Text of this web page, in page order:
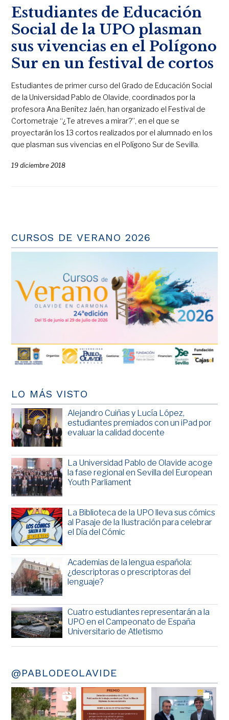
Estudiantes de Educación
Social de la UPO plasman
sus vivencias en el Polígono
Sur en un festival de cortos
Estudiantes de primer curso del Grado de Educación Social
de la Universidad Pablo de Olavide, coordinados por la
profesora Ana Benítez Jaén, han organizado el Festival de
Cortometraje “¿Te atreves a mirar?”, en el que se
proyectarán los 13 cortos realizados por el alumnado en los
que plasman sus vivencias en el Polígono Sur de Sevilla.
19 diciembre 2018
CURSOS DE VERANO 2026
LO MÁS VISTO
Alejandro Cuiñas y Lucía López,
estudiantes premiados con un iPad por
evaluar la calidad docente
La Universidad Pablo de Olavide acoge
la fase regional en Sevilla del European
Youth Parliament
La Biblioteca de la UPO lleva sus cómics
al Pasaje de la Ilustración para celebrar
el Día del Cómic
Academias de la lengua española:
¿descriptoras o prescriptoras del
lenguaje?
Cuatro estudiantes representarán a la
UPO en el Campeonato de España
Universitario de Atletismo
@PABLODEOLAVIDE